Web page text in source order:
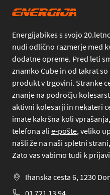
Energijabikes s svojo
nudi odlično razmerje med
dodatne opreme. Pred leti
znamko Cube in od takrat
produkt v trgovini. Stranke
znanje na področju
aktivni kolesarji in nekateri
imate kakršna koli
telefona ali e-pošte, veliko
našli že na naši spletni
Zato vas vabimo tudi k
Ihanska cesta 6, 1230